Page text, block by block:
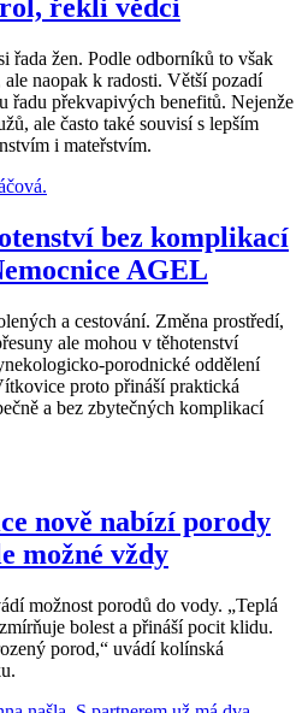
řekli vědci
řada žen. Podle odborníků to však
naopak k radosti. Větší pozadí
řadu překvapivých benefitů. Nejenže
ale často také souvisí s lepším
i mateřstvím.
bez komplikací
AGEL
a cestování. Změna prostředí,
ale mohou v těhotenství
porodnické oddělení
proto přináší praktická
a bez zbytečných komplikací
nově nabízí porody
možné vždy
možnost porodů do vody. „Teplá
bolest a přináší pocit klidu.
porod,“ uvádí kolínská